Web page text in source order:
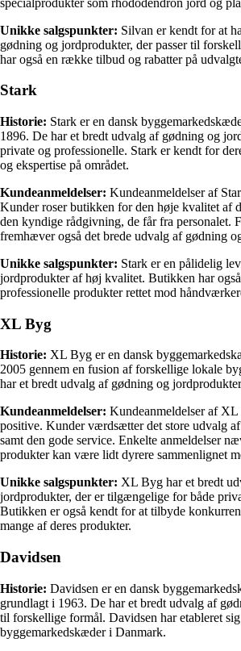
Unikke salgspunkter: Silvan er kendt for at
gødning og jordprodukter, der passer til
har også en række tilbud og rabatter på
Stark
Historie: Stark er en dansk
1896. De har et bredt udvalg af gødning og
private og professionelle. Stark er kendt for
og ekspertise på området.
Kundeanmeldelser: Kundeanmeldelser af
Kunder roser butikken for den høje kvalitet af
den kyndige rådgivning, de får fra personalet.
fremhæver også det brede udvalg af gødning
Unikke salgspunkter: Stark er en pålidelig
jordprodukter af høj kvalitet. Butikken har
professionelle produkter rettet mod
XL Byg
Historie: XL Byg er en dansk
2005 gennem en fusion af forskellige lokale
har et bredt udvalg af gødning og
Kundeanmeldelser: Kundeanmeldelser af
positive. Kunder værdsætter det store udvalg
samt den gode service. Enkelte anmeldelser
produkter kan være lidt dyrere sammenlignet
Unikke salgspunkter: XL Byg har et bredt
jordprodukter, der er tilgængelige for både
Butikken er også kendt for at tilbyde
mange af deres produkter.
Davidsen
Historie: Davidsen er en dansk
grundlagt i 1963. De har et bredt udvalg af
til forskellige formål. Davidsen har etableret
byggemarkedskæder i Danmark.